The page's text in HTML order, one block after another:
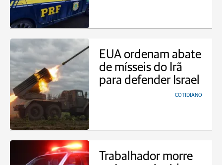
EUA ordenam abate
de mísseis do Irã
para defender Israel
COTIDIANO
Trabalhador morre